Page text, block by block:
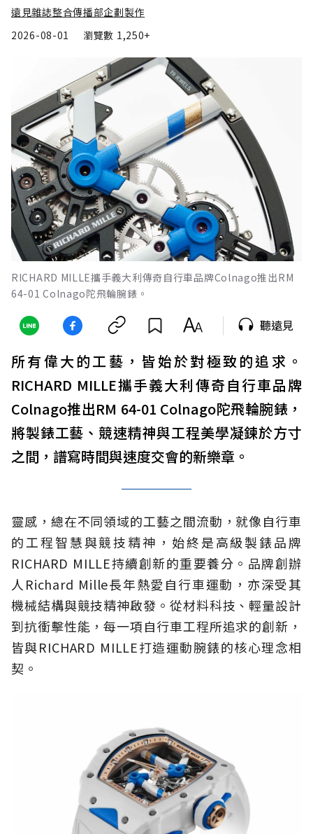
遠見雜誌整合傳播部企劃製作
2026-08-01
瀏覽數 1,250+
RICHARD MILLE攜手義大利傳奇自行車品牌Colnago推出RM
64-01 Colnago陀飛輪腕錶。
聽遠見
所有偉大的工藝，皆始於對極致的追求。
RICHARD MILLE攜手義大利傳奇自行車品牌
Colnago推出RM 64-01 Colnago陀飛輪腕錶，
將製錶工藝、競速精神與工程美學凝鍊於方寸
之間，譜寫時間與速度交會的新樂章。
靈感，總在不同領域的工藝之間流動，就像自行車
的工程智慧與競技精神，始終是高級製錶品牌
RICHARD MILLE持續創新的重要養分。品牌創辦
人Richard Mille長年熱愛自行車運動，亦深受其
機械結構與競技精神啟發。從材料科技、輕量設計
到抗衝擊性能，每一項自行車工程所追求的創新，
皆與RICHARD MILLE打造運動腕錶的核心理念相
契。